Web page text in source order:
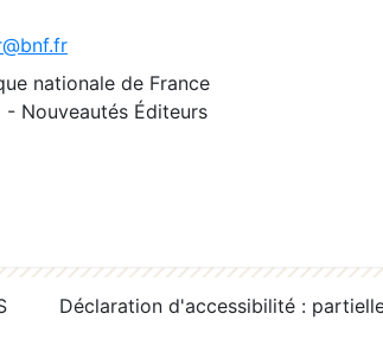
nationale de France
Nouveautés Éditeurs
Déclaration d'accessibilité :